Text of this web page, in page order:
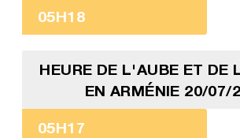
05H18
HEURE DE L'AUBE ET DE
EN ARMÉNIE 20/07/
05H17